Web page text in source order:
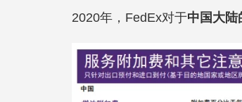
2020年，FedEx对于中国大陆